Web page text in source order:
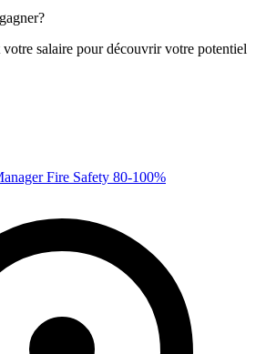
salaire pour découvrir votre potentiel
Fire Safety 80-100%